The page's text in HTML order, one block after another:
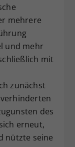
mehrere
und mehr
mit
zunächst
des
erneut,
nützte seine